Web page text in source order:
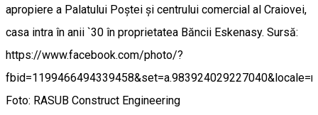
apropiere a Palatului Poștei și centrului comercial al Craiovei,
casa intra în anii `30 în proprietatea Băncii Eskenasy. Sursă:
https://www.facebook.com/photo/?
Foto: RASUB Construct Engineering